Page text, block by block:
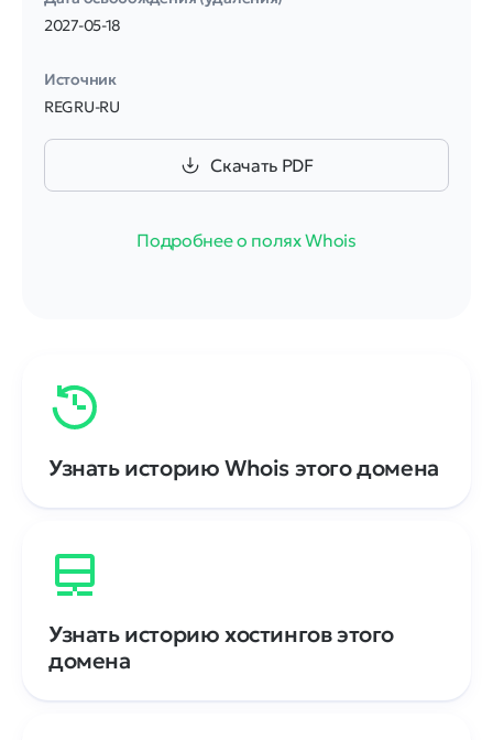
2027-05-18
Источник
REGRU-RU
Скачать PDF
Подробнее о полях Whois
Узнать историю Whois этого домена
Узнать историю хостингов этого
домена